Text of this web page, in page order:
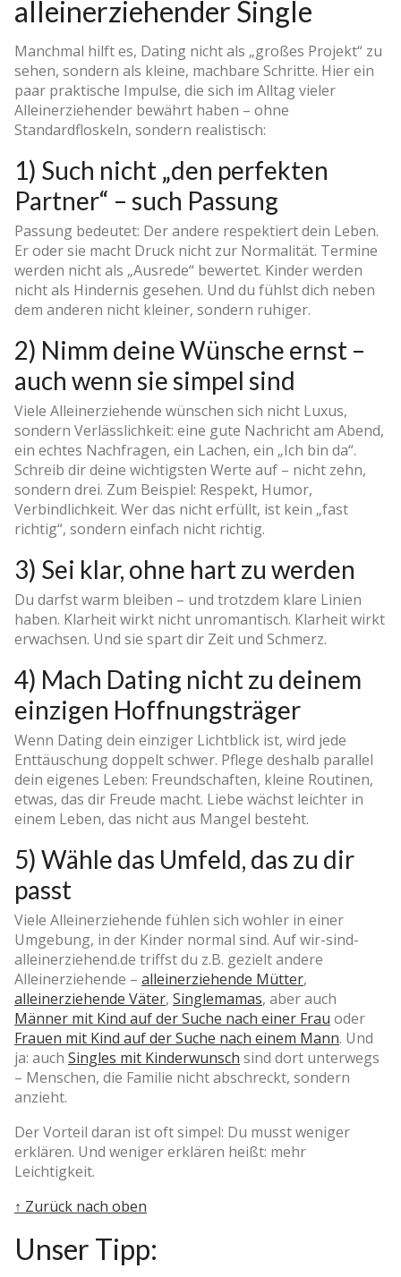
alleinerziehender Single
Manchmal hilft es, Dating nicht als „großes Projekt“ zu
sehen, sondern als kleine, machbare Schritte. Hier ein
paar praktische Impulse, die sich im Alltag vieler
Alleinerziehender bewährt haben – ohne
Standardfloskeln, sondern realistisch:
1) Such nicht „den perfekten
Partner“ – such Passung
Passung bedeutet: Der andere respektiert dein Leben.
Er oder sie macht Druck nicht zur Normalität. Termine
werden nicht als „Ausrede“ bewertet. Kinder werden
nicht als Hindernis gesehen. Und du fühlst dich neben
dem anderen nicht kleiner, sondern ruhiger.
2) Nimm deine Wünsche ernst –
auch wenn sie simpel sind
Viele Alleinerziehende wünschen sich nicht Luxus,
sondern Verlässlichkeit: eine gute Nachricht am Abend,
ein echtes Nachfragen, ein Lachen, ein „Ich bin da“.
Schreib dir deine wichtigsten Werte auf – nicht zehn,
sondern drei. Zum Beispiel: Respekt, Humor,
Verbindlichkeit. Wer das nicht erfüllt, ist kein „fast
richtig“, sondern einfach nicht richtig.
3) Sei klar, ohne hart zu werden
Du darfst warm bleiben – und trotzdem klare Linien
haben. Klarheit wirkt nicht unromantisch. Klarheit wirkt
erwachsen. Und sie spart dir Zeit und Schmerz.
4) Mach Dating nicht zu deinem
einzigen Hoffnungsträger
Wenn Dating dein einziger Lichtblick ist, wird jede
Enttäuschung doppelt schwer. Pflege deshalb parallel
dein eigenes Leben: Freundschaften, kleine Routinen,
etwas, das dir Freude macht. Liebe wächst leichter in
einem Leben, das nicht aus Mangel besteht.
5) Wähle das Umfeld, das zu dir
passt
Viele Alleinerziehende fühlen sich wohler in einer
Umgebung, in der Kinder normal sind. Auf wir-sind-
alleinerziehend.de triffst du z.B. gezielt andere
Alleinerziehende – alleinerziehende Mütter,
alleinerziehende Väter, Singlemamas, aber auch
Männer mit Kind auf der Suche nach einer Frau oder
Frauen mit Kind auf der Suche nach einem Mann. Und
ja: auch Singles mit Kinderwunsch sind dort unterwegs
– Menschen, die Familie nicht abschreckt, sondern
anzieht.
Der Vorteil daran ist oft simpel: Du musst weniger
erklären. Und weniger erklären heißt: mehr
Leichtigkeit.
↑ Zurück nach oben
Unser Tipp: